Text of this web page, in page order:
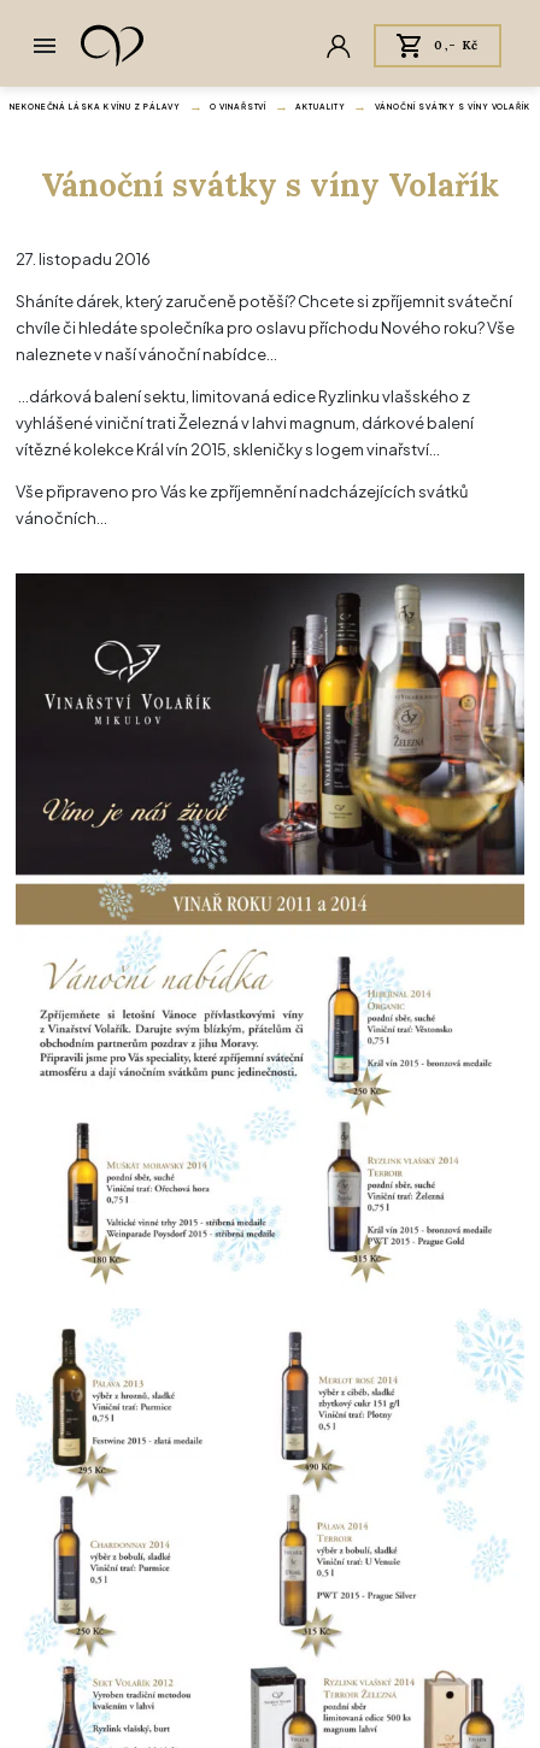
0,- Kč
NEKONEČNÁ LÁSKA K VÍNU Z PÁLAVY O VINAŘSTVÍ AKTUALITY VÁNOČNÍ SVÁTKY S VÍNY VOLAŘÍK
Vánoční svátky s víny Volařík
27. listopadu 2016
Sháníte dárek, který zaručeně potěší? Chcete si zpříjemnit sváteční
chvíle či hledáte společníka pro oslavu příchodu Nového roku? Vše
naleznete v naší vánoční nabídce...
...dárková balení sektu, limitovaná edice Ryzlinku vlašského z
vyhlášené viniční trati Železná v lahvi magnum, dárkové balení
vítězné kolekce Král vín 2015, skleničky s logem vinařství...
Vše připraveno pro Vás ke zpříjemnění nadcházejících svátků
vánočních...